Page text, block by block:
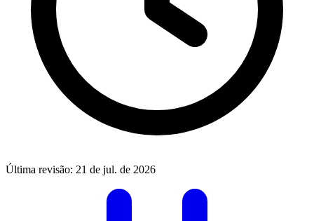
Última revisão: 21 de jul. de 2026